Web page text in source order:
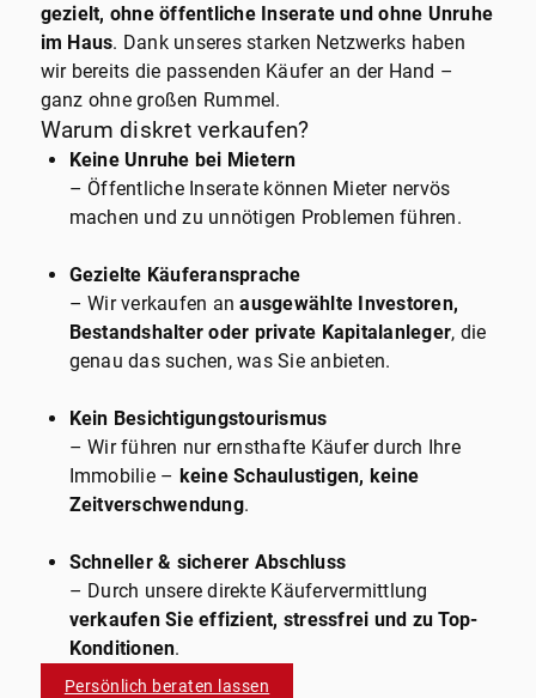
gezielt, ohne öffentliche Inserate und ohne Unruhe
im Haus. Dank unseres starken Netzwerks haben
wir bereits die passenden Käufer an der Hand –
ganz ohne großen Rummel.
Warum diskret verkaufen?
Keine Unruhe bei Mietern
– Öffentliche Inserate können Mieter nervös
machen und zu unnötigen Problemen führen.
Gezielte Käuferansprache
– Wir verkaufen anausgewählte Investoren,
Bestandshalter oder private Kapitalanleger, die
genau das suchen, was Sie anbieten.
Kein Besichtigungstourismus
– Wir führen nur ernsthafte Käufer durch Ihre
Immobilie – keine Schaulustigen, keine
Zeitverschwendung.
Schneller & sicherer Abschluss
– Durch unsere direkte Käufervermittlung
verkaufen Sie effizient, stressfrei und zu Top-
Konditionen.
Persönlich beraten lassen